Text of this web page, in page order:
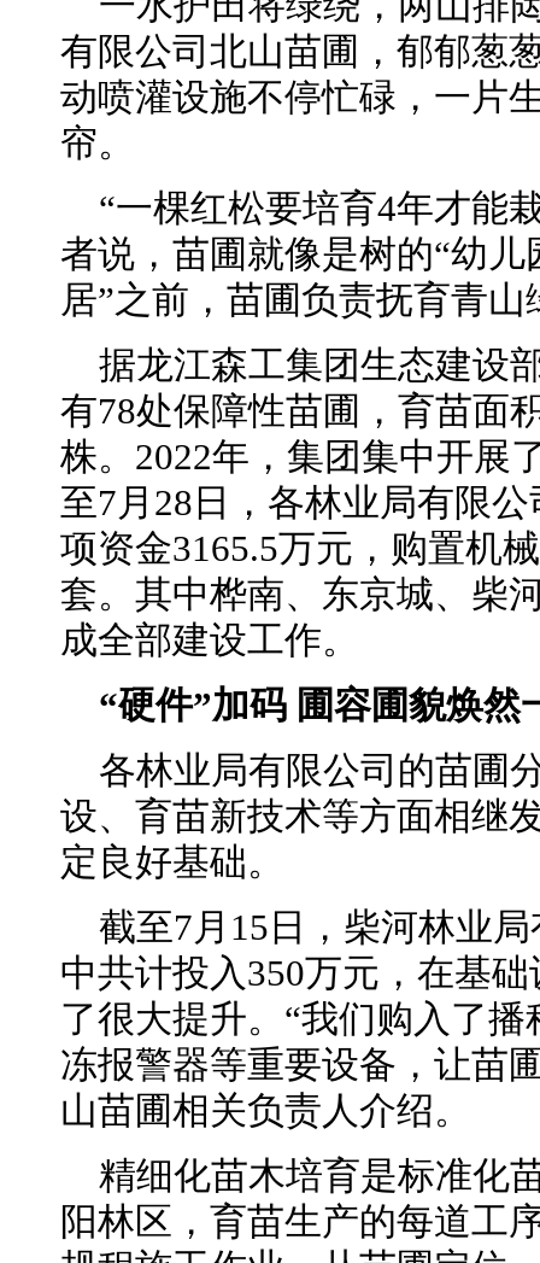
有限公司北山苗圃，郁郁葱
动喷灌设施不停忙碌，一片
帘。
“一棵红松要培育4年才能
者说，苗圃就像是树的“幼
居”之前，苗圃负责抚育青山
据龙江森工集团生态建设
有78处保障性苗圃，育苗面
株。2022年，集团集中开展
至7月28日，各林业局有限
项资金3165.5万元，购置机
套。其中桦南、东京城、柴
成全部建设工作。
“硬件”加码 圃容圃貌焕然
各林业局有限公司的苗圃
设、育苗新技术等方面相继
定良好基础。
截至7月15日，柴河林业
中共计投入350万元，在基
了很大提升。“我们购入了
冻报警器等重要设备，让苗
山苗圃相关负责人介绍。
精细化苗木培育是标准化
阳林区，育苗生产的每道工